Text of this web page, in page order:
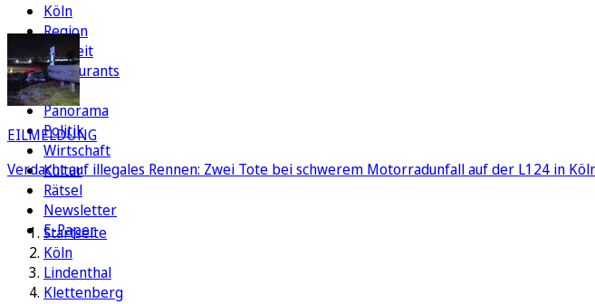
Köln
Region
Freizeit
Restaurants
FC
Panorama
Politik
Wirtschaft
Kultur
Rätsel
Newsletter
E-Paper
EILMELDUNG
Verdacht auf illegales Rennen: Zwei Tote bei schwerem Motorradunfall auf der L124 in
Startseite
Köln
Lindenthal
Klettenberg